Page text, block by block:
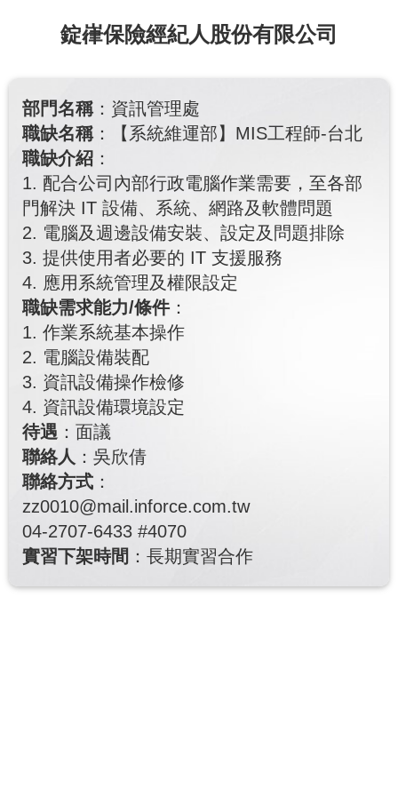
錠嵂保險經紀人股份有限公司
部門名稱：資訊管理處
職缺名稱：【系統維運部】MIS工程師-台北
職缺介紹 ：
1. 配合公司內部行政電腦作業需要，至各部
門解決 IT 設備、系統、網路及軟體問題
2. 電腦及週邊設備安裝、設定及問題排除
3. 提供使用者必要的 IT 支援服務
4. 應用系統管理及權限設定
職缺需求能力/條件 ：
1. 作業系統基本操作
2. 電腦設備裝配
3. 資訊設備操作檢修
4. 資訊設備環境設定
待遇 ：面議
聯絡人 ：吳欣倩
聯絡方式 ：
zz0010@mail.inforce.com.tw
04-2707-6433 #4070
實習下架時間 ：長期實習合作